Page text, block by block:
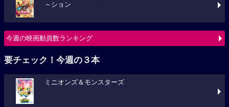
～ション
今週の映画動員数ランキング
要チェック！今週の３本
ミニオンズ＆モンスターズ